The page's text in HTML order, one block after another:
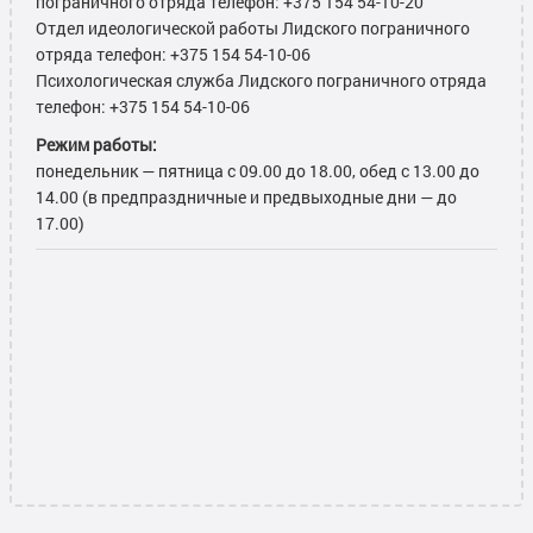
Отдел идеологической работы Лидского пограничного
отряда телефон: +375 154 54-10-06
Психологическая служба Лидского пограничного отряда
телефон: +375 154 54-10-06
Режим работы:
понедельник — пятница с 09.00 до 18.00, обед с 13.00 до
14.00 (в предпраздничные и предвыходные дни — до
17.00)